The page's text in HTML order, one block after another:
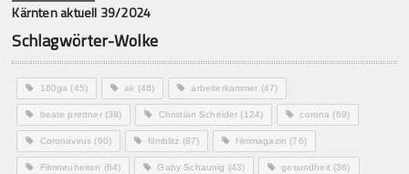
Kärnten aktuell 39/2024
Schlagwörter-Wolke
180ga (45) ak (48) arbeiterkammer (47)
beate prettner(38) Christian Scheider (124) corona (69)
Coronavirus (90) filmblitz (87) filmmagazin (76)
Filmneuheiten (64) Gaby Schaunig (43) gesundheit(36)